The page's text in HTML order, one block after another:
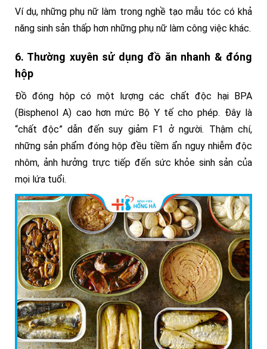
Ví dụ, những phụ nữ làm trong nghề tạo mẫu tóc có khả
năng sinh sản thấp hơn những phụ nữ làm công việc khác.
6. Thường xuyên sử dụng đồ ăn nhanh & đóng
hộp
Đồ đóng hộp có một lượng các chất độc hại BPA
(Bisphenol A) cao hơn mức Bộ Y tế cho phép. Đây là
“chất độc” dẫn đến suy giảm F1 ở người. Thậm chí,
những sản phẩm đóng hộp đều tiềm ẩn nguy nhiễm độc
nhôm, ảnh hưởng trực tiếp đến sức khỏe sinh sản của
mọi lứa tuổi.